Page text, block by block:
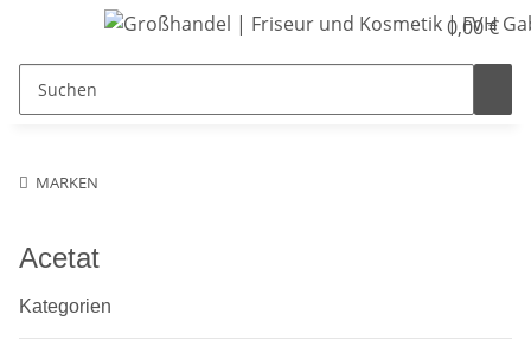
0,00 €
MARKEN
Acetat
Kategorien